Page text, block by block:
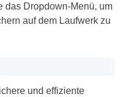
das Dropdown-Menü, um
auf dem Laufwerk zu
und effiziente